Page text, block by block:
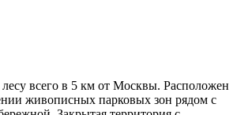
всего в 5 км от Москвы. Расположен
живописных парковых зон рядом с